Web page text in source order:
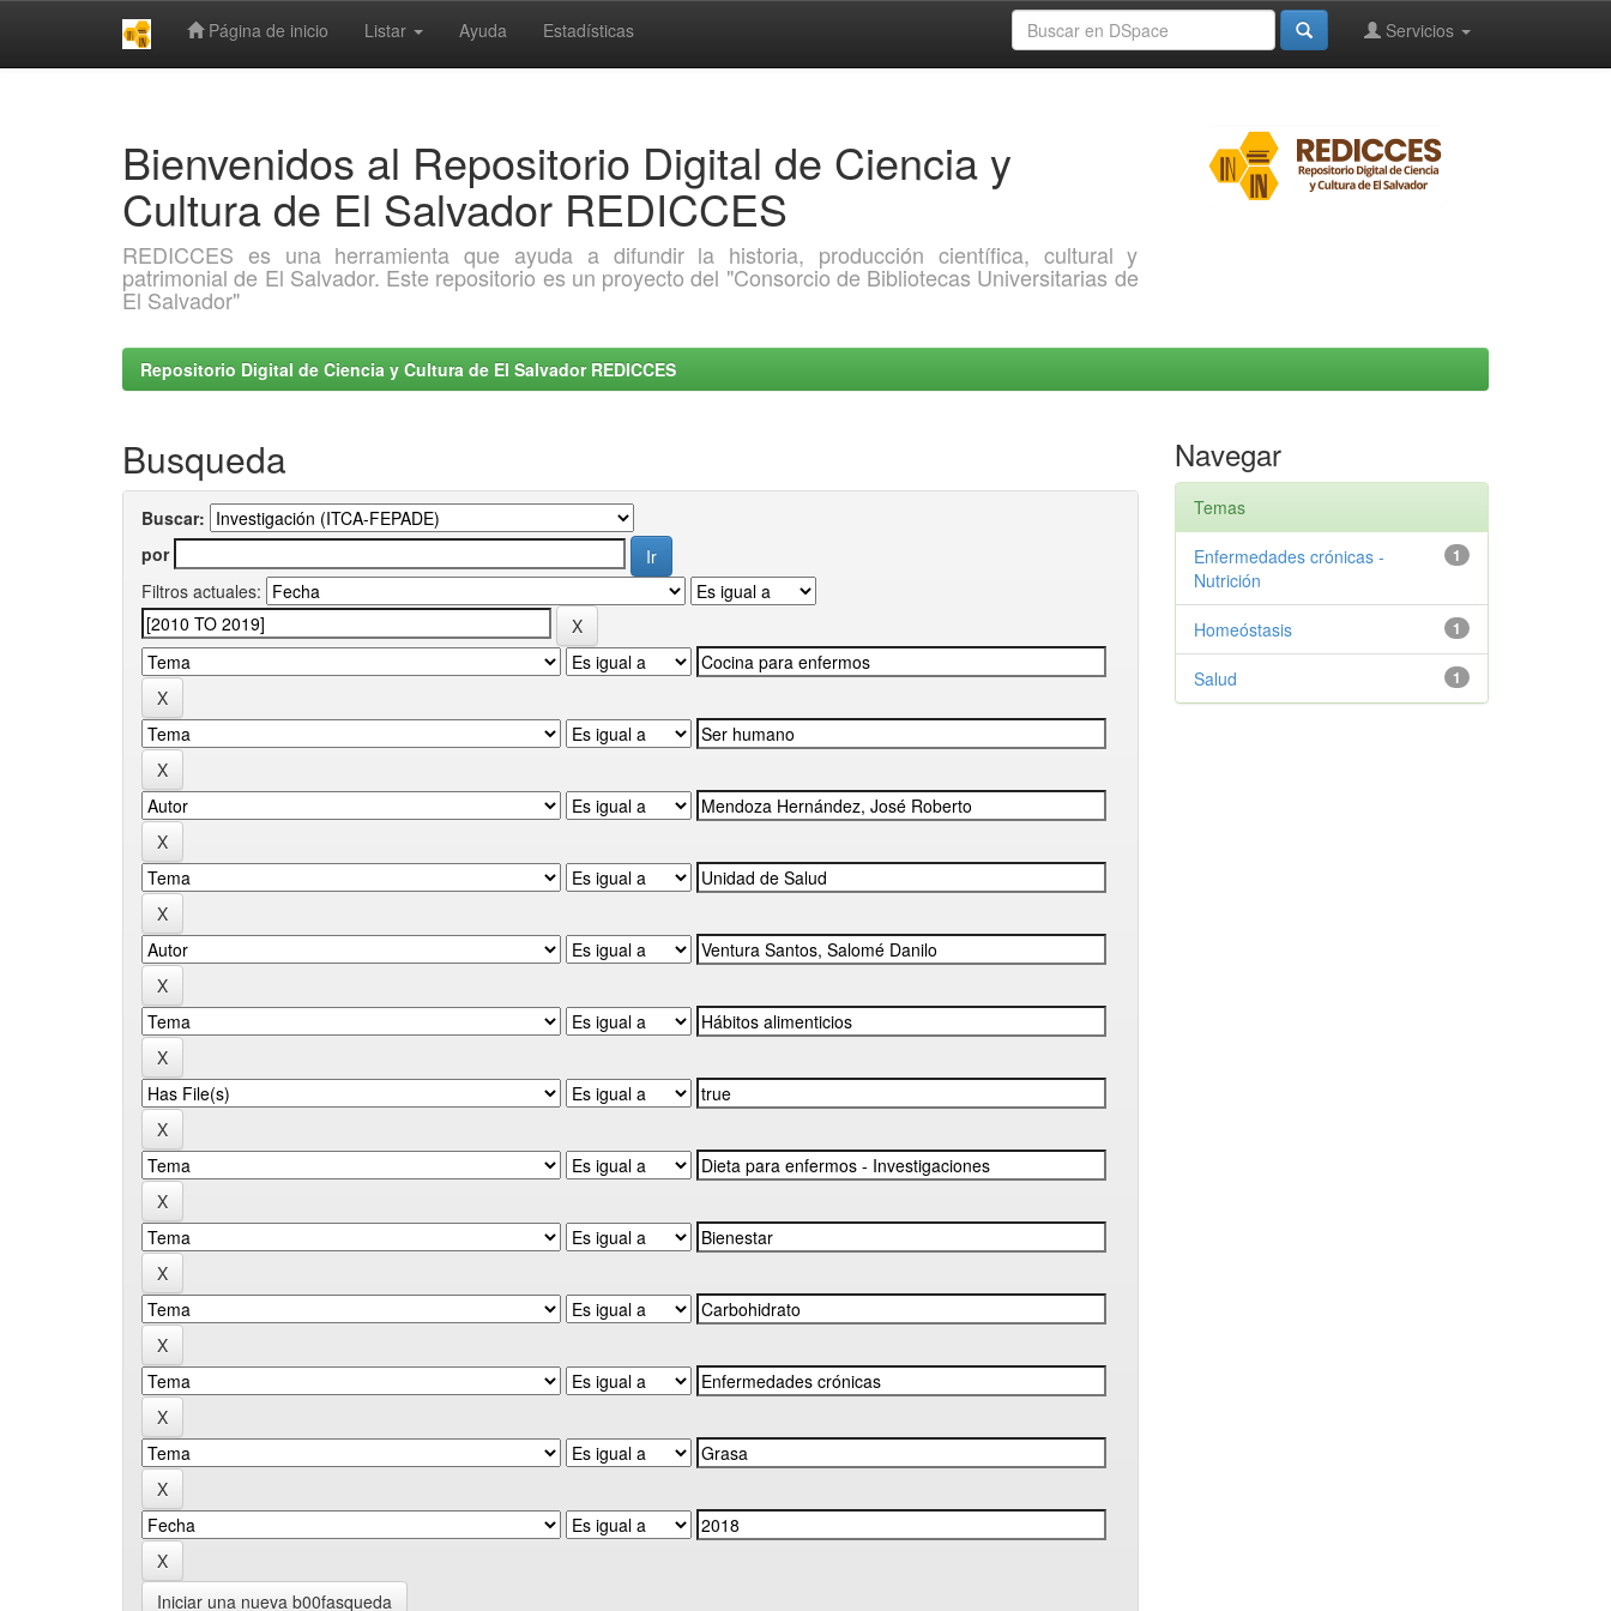
Página de inicio Listar Ayuda Estadísticas Servicios
Bienvenidos al Repositorio Digital de Ciencia y
Cultura de El Salvador REDICCES
REDICCES es una herramienta que ayuda a difundir la historia, producción científica, cultural y
patrimonial de El Salvador. Este repositorio es un proyecto del "Consorcio de Bibliotecas Universitarias de
El Salvador"
Repositorio Digital de Ciencia y Cultura de El Salvador REDICCES
Busqueda
Buscar:
por
Filtros actuales:
Iniciar una nueva b00fasqueda
Navegar
Temas
1
Enfermedades crónicas -
Nutrición
1
Homeóstasis
1
Salud